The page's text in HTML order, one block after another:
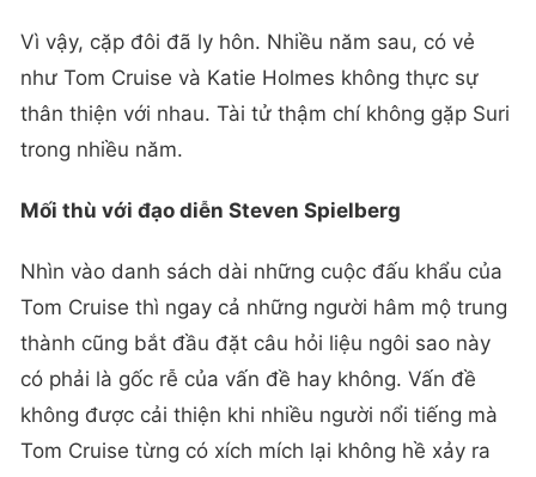
Vì vậy, cặp đôi đã ly hôn. Nhiều năm sau, có vẻ
như Tom Cruise và Katie Holmes không thực sự
thân thiện với nhau. Tài tử thậm chí không gặp Suri
trong nhiều năm.
Mối thù với đạo diễn Steven Spielberg
Nhìn vào danh sách dài những cuộc đấu khẩu của
Tom Cruise thì ngay cả những người hâm mộ trung
thành cũng bắt đầu đặt câu hỏi liệu ngôi sao này
có phải là gốc rễ của vấn đề hay không. Vấn đề
không được cải thiện khi nhiều người nổi tiếng mà
Tom Cruise từng có xích mích lại không hề xảy ra